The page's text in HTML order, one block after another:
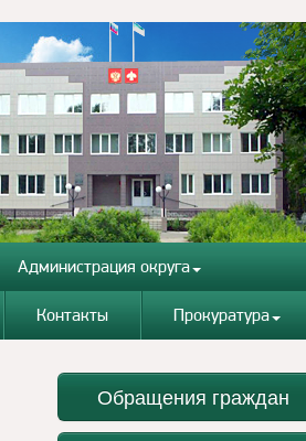
Администрация округа
Контакты Прокуратура
Обращения граждан